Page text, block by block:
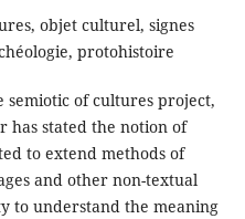
objet culturel, signes
protohistoire
semiotic of cultures project,
has stated the notion of
to extend methods of
and other non-textual
to understand the meaning